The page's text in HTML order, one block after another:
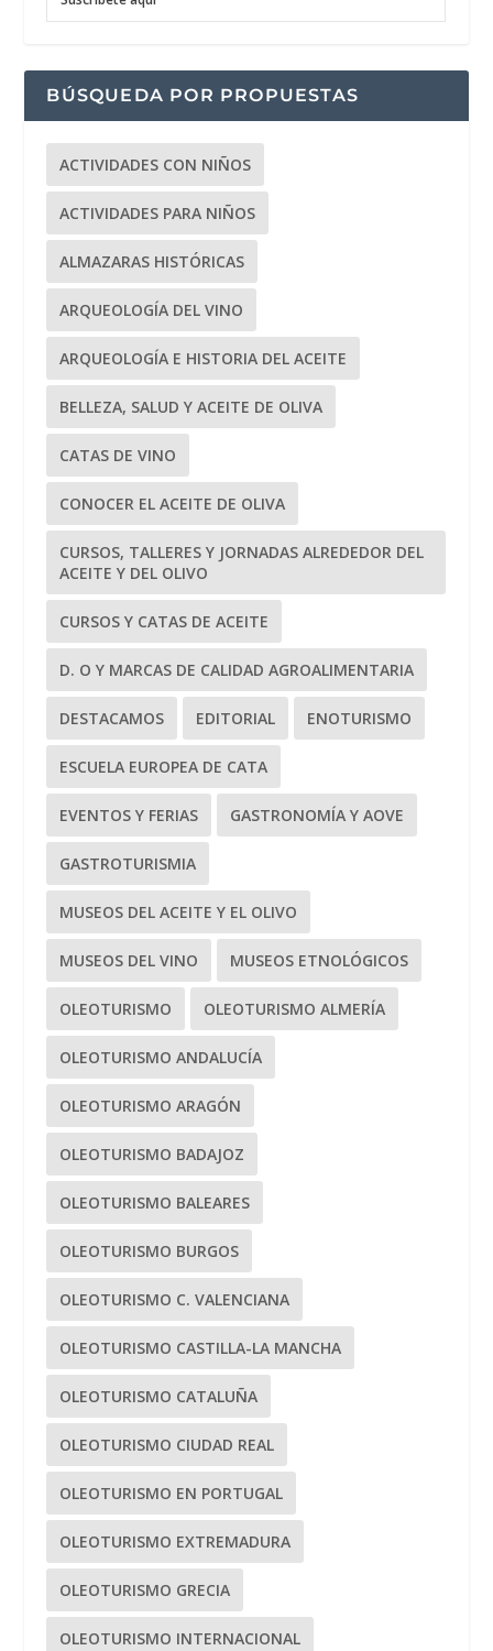
BÚSQUEDA POR PROPUESTAS
ACTIVIDADES CON NIÑOS
ACTIVIDADES PARA NIÑOS
ALMAZARAS HISTÓRICAS
ARQUEOLOGÍA DEL VINO
ARQUEOLOGÍA E HISTORIA DEL ACEITE
BELLEZA, SALUD Y ACEITE DE OLIVA
CATAS DE VINO
CONOCER EL ACEITE DE OLIVA
CURSOS, TALLERES Y JORNADAS ALREDEDOR DEL
ACEITE Y DEL OLIVO
CURSOS Y CATAS DE ACEITE
D. O Y MARCAS DE CALIDAD AGROALIMENTARIA
DESTACAMOS EDITORIAL ENOTURISMO
ESCUELA EUROPEA DE CATA
EVENTOS Y FERIAS GASTRONOMÍA Y AOVE
GASTROTURISMIA
MUSEOS DEL ACEITE Y EL OLIVO
MUSEOS DEL VINO MUSEOS ETNOLÓGICOS
OLEOTURISMO OLEOTURISMO ALMERÍA
OLEOTURISMO ANDALUCÍA
OLEOTURISMO ARAGÓN
OLEOTURISMO BADAJOZ
OLEOTURISMO BALEARES
OLEOTURISMO BURGOS
OLEOTURISMO C. VALENCIANA
OLEOTURISMO CASTILLA-LA MANCHA
OLEOTURISMO CATALUÑA
OLEOTURISMO CIUDAD REAL
OLEOTURISMO EN PORTUGAL
OLEOTURISMO EXTREMADURA
OLEOTURISMO GRECIA
OLEOTURISMO INTERNACIONAL